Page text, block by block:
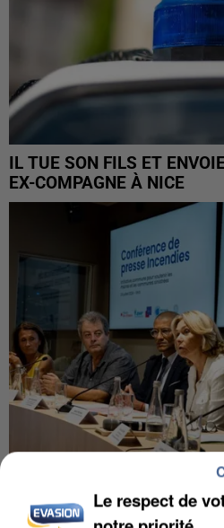
IL TUE SON FILS ET
EX-COMPAGNE À NICE
INCENDIES : L’ÎLE-DE-
Le respect de